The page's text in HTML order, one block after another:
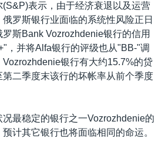
表示，由于经济衰退以及运营
罗斯银行业面临的系统性风险正日
斯Bank Vozrozhdenie银行的信用
，并将Alfa银行的评级也从"BB-"调
银行有大约15.7%的贷
二季度末该行的坏帐率从前个季度
最稳定的银行之一Vozrozhdenie的
计其它银行也将面临相同的命运。